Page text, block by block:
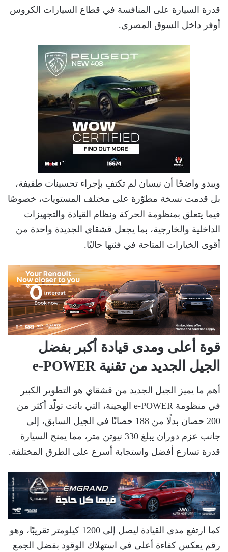
قدرة السيارة على المنافسة في قطاع السيارات الكروس
أوفر داخل السوق المصري.
ويبدو واضحًا أن نيسان لم تكتفِ بإجراء تحسينات طفيفة،
بل قدمت نسخة مطوّرة على مختلف المستويات، خصوصًا
فيما يتعلق بمنظومة الحركة ونظام القيادة والتجهيزات
الداخلية والخارجية، بما يجعل قشقاي الجديدة واحدة من
أقوى الخيارات المتاحة في فئتها حاليًا.
قوة أعلى ومدى قيادة أكبر بفضل
الجيل الجديد من تقنية e-POWER
أهم ما يميز الجيل الجديد من قشقاي هو التطوير الكبير
في منظومة e-POWER الهجينة، التي باتت تولّد أكثر من
200 حصان بدلًا من 188 حصانًا في الجيل السابق، إلى
جانب عزم دوران يبلغ 330 نيوتن متر، مما يمنح السيارة
قدرة تسارع أفضل واستجابة أسرع على الطرق المختلفة.
كما ارتفع مدى القيادة ليصل إلى 1200 كيلومتر تقريبًا، وهو
رقم يعكس كفاءة أعلى في استهلاك الوقود بفضل الجمع